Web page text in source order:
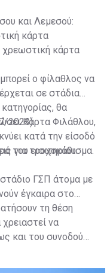
και Λεμεσού:
κάρτα
χρεωστική κάρτα
ο φίλαθλος να
σε στάδια
θα
Κάρτα Φιλάθλου,
κατά την είσοδό
του εισιτηρίου.
2023)
για τροχοκάθισμα.
ΓΣΠ άτομα με
έγκαιρα στο
τη θέση
να
και του συνοδού